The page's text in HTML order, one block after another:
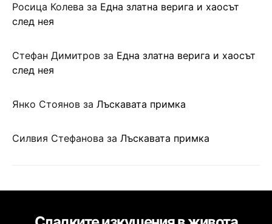
Росица Колева за Една златна верига и хаосът
след нея
Стефан Димитров за Една златна верига и хаосът
след нея
Янко Стоянов за Лъскавата примка
Силвия Стефанова за Лъскавата примка